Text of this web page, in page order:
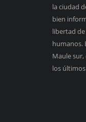
la ciudad
bien
libertad
humanos.
Maule
los